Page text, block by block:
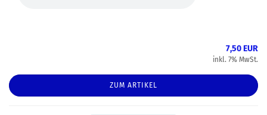
7,50 EUR
inkl. 7% MwSt.
ZUM ARTIKEL